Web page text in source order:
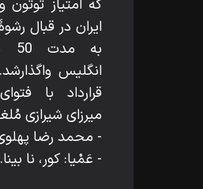
كه امتياز توتون
ايران در قبال
انگليس
قرارداد با
ميرزاى شيرازى
- محمد رضا
- عَمْيا: كور، نا بينا.